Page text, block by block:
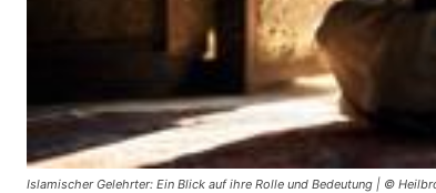
Islamischer Gelehrter: Ein Blick auf ihre Rolle und Bedeutung | ©